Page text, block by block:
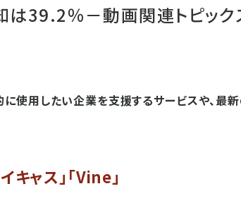
は39.2％－動画関連トピック
使用したい企業を支援するサービスや、最
ャス」「Vine」